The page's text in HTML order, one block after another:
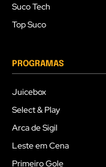
Suco Tech
Top Suco
PROGRAMAS
Juicebox
Select & Play
Arca de Sigil
Leste em Cena
Primeiro Gole